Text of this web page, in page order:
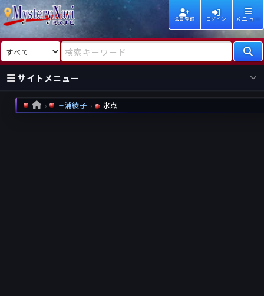
会員登録 ログイン メニュー
検索対象 検索キーワード
サイトメニュー
国内
海外
HOME 三浦綾子 氷点